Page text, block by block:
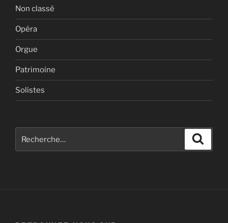
Non classé
Opéra
Orgue
Patrimoine
Solistes